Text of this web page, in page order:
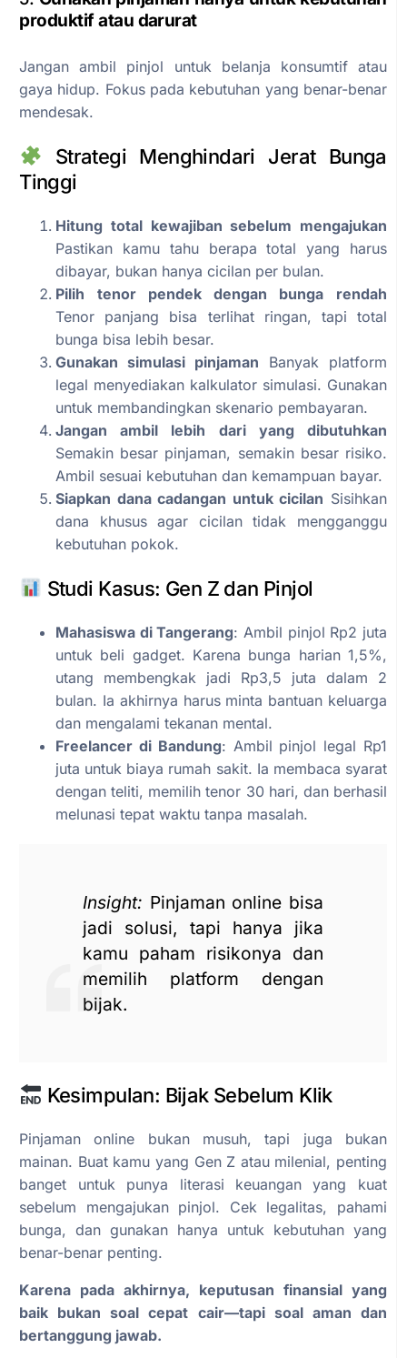
produktif atau darurat
Jangan ambil pinjol untuk belanja konsumtif atau
gaya hidup. Fokus pada kebutuhan yang benar-benar
mendesak.
Strategi Menghindari Jerat Bunga
Tinggi
Hitung total kewajiban sebelum mengajukan
Pastikan kamu tahu berapa total yang harus
dibayar, bukan hanya cicilan per bulan.
Pilih tenor pendek dengan bunga rendah
Tenor panjang bisa terlihat ringan, tapi total
bunga bisa lebih besar.
Gunakan simulasi pinjaman Banyak platform
legal menyediakan kalkulator simulasi. Gunakan
untuk membandingkan skenario pembayaran.
Jangan ambil lebih dari yang dibutuhkan
Semakin besar pinjaman, semakin besar risiko.
Ambil sesuai kebutuhan dan kemampuan bayar.
Siapkan dana cadangan untuk cicilan Sisihkan
dana khusus agar cicilan tidak mengganggu
kebutuhan pokok.
Studi Kasus: Gen Z dan Pinjol
Mahasiswa di Tangerang: Ambil pinjol Rp2 juta
untuk beli gadget. Karena bunga harian 1,5%,
utang membengkak jadi Rp3,5 juta dalam 2
bulan. Ia akhirnya harus minta bantuan keluarga
dan mengalami tekanan mental.
Freelancer di Bandung: Ambil pinjol legal Rp1
juta untuk biaya rumah sakit. Ia membaca syarat
dengan teliti, memilih tenor 30 hari, dan berhasil
melunasi tepat waktu tanpa masalah.
Insight: Pinjaman online bisa
jadi solusi, tapi hanya jika
kamu paham risikonya dan
memilih platform dengan
bijak.
Kesimpulan: Bijak Sebelum Klik
Pinjaman online bukan musuh, tapi juga bukan
mainan. Buat kamu yang Gen Z atau milenial, penting
banget untuk punya literasi keuangan yang kuat
sebelum mengajukan pinjol. Cek legalitas, pahami
bunga, dan gunakan hanya untuk kebutuhan yang
benar-benar penting.
Karena pada akhirnya, keputusan finansial yang
baik bukan soal cepat cair—tapi soal aman dan
bertanggung jawab.